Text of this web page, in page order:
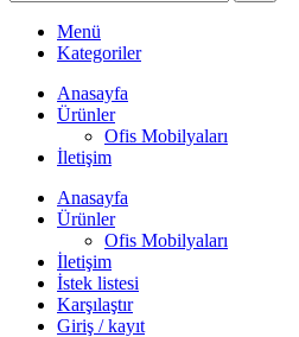
Menü
Kategoriler
Anasayfa
Ürünler
Ofis Mobilyaları
İletişim
Anasayfa
Ürünler
Ofis Mobilyaları
İletişim
İstek listesi
Karşılaştır
Giriş / kayıt